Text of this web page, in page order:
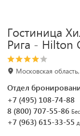
Гостиница
Рига - Hilton
Московская
Отдел
+7 (495) 108-74-88
8 (800) 707-55-86
+7 (963) 615-33-55